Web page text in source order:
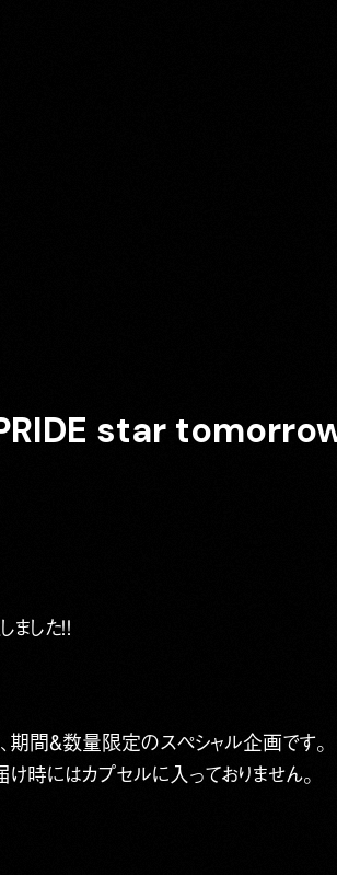
star tomorrow
た！！
期間＆数量限定のスペシャル企画です。
時にはカプセルに入っておりません。